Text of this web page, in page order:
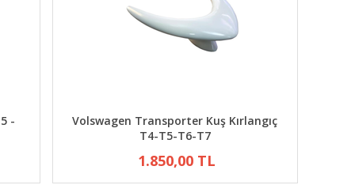
-
Volswagen Transporter Kuş Kırlangıç
T4-T5-T6-T7
1.850,00 TL